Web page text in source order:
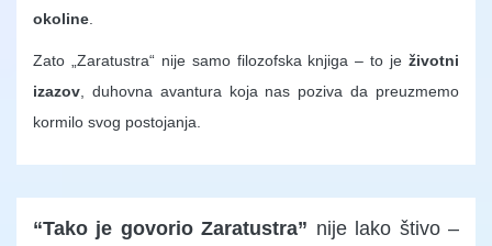
okoline.
Zato „Zaratustra“ nije samo filozofska knjiga – to je životni
izazov, duhovna avantura koja nas poziva da preuzmemo
kormilo svog postojanja.
“Tako je govorio Zaratustra” nije lako štivo –